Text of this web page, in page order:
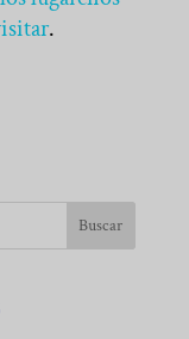
.
Buscar